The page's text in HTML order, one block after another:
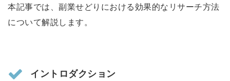
本記事では、副業せどりにおける効果的なリサーチ方法
について解説します。
イントロダクション